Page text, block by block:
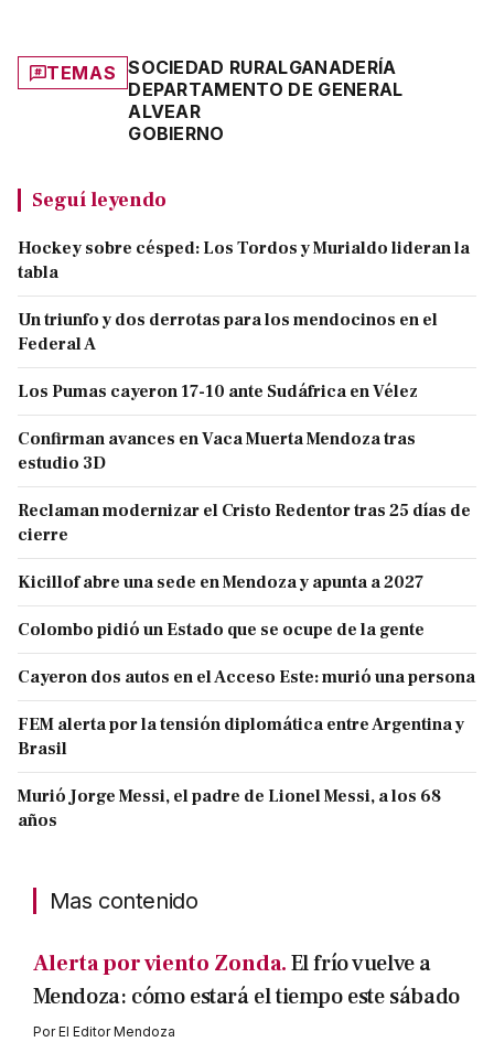
TEMAS SOCIEDAD RURALGANADERÍA
DEPARTAMENTO DE GENERAL
ALVEAR
GOBIERNO
Seguí leyendo
Hockey sobre césped: Los Tordos y Murialdo lideran la
tabla
Un triunfo y dos derrotas para los mendocinos en el
Federal A
Los Pumas cayeron 17-10 ante Sudáfrica en Vélez
Confirman avances en Vaca Muerta Mendoza tras
estudio 3D
Reclaman modernizar el Cristo Redentor tras 25 días de
cierre
Kicillof abre una sede en Mendoza y apunta a 2027
Colombo pidió un Estado que se ocupe de la gente
Cayeron dos autos en el Acceso Este: murió una persona
FEM alerta por la tensión diplomática entre Argentina y
Brasil
Murió Jorge Messi, el padre de Lionel Messi, a los 68
años
Mas contenido
Alerta por viento Zonda.El frío vuelve a
Mendoza: cómo estará el tiempo este sábado
PorEl Editor Mendoza